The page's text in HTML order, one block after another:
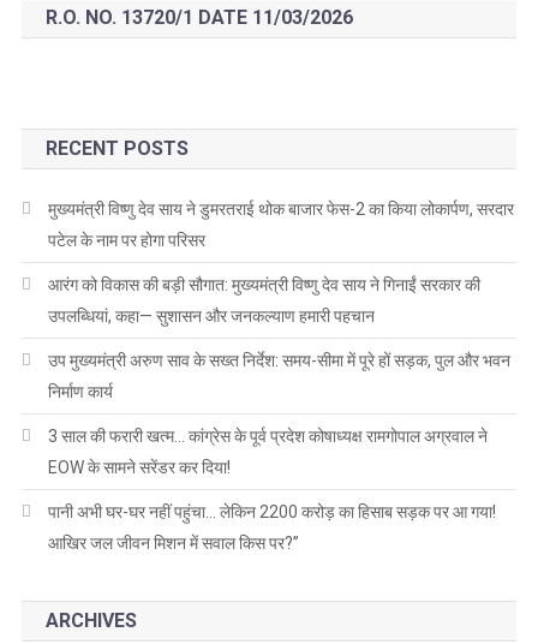
R.O. NO. 13720/1 DATE 11/03/2026
RECENT POSTS
मुख्यमंत्री विष्णु देव साय ने डुमरतराई थोक बाजार फेस-2 का किया लोकार्पण, सरदार
पटेल के नाम पर होगा परिसर
आरंग को विकास की बड़ी सौगात: मुख्यमंत्री विष्णु देव साय ने गिनाईं सरकार की
उपलब्धियां, कहा— सुशासन और जनकल्याण हमारी पहचान
उप मुख्यमंत्री अरुण साव के सख्त निर्देश: समय-सीमा में पूरे हों सड़क, पुल और भवन
निर्माण कार्य
3 साल की फरारी खत्म… कांग्रेस के पूर्व प्रदेश कोषाध्यक्ष रामगोपाल अग्रवाल ने
EOW के सामने सरेंडर कर दिया!
पानी अभी घर-घर नहीं पहुंचा… लेकिन 2200 करोड़ का हिसाब सड़क पर आ गया!
आखिर जल जीवन मिशन में सवाल किस पर?”
ARCHIVES